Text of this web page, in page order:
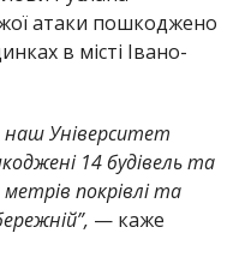
атаки пошкоджено
в місті Івано-
Університет
14 будівель та
покрівлі та
— каже